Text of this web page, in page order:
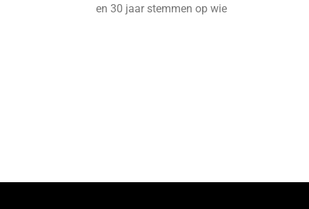
en 30 jaar stemmen op wie